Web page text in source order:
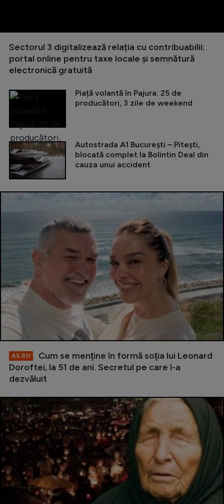
Sectorul 3 digitalizează relația cu contribuabilii:
portal online pentru taxe locale și semnătură
electronică gratuită
Piață volantă în Pajura: 25 de
producători, 3 zile de weekend
Autostrada A1 București – Pitești,
blocată complet la Bolintin Deal din
cauza unui accident
AS.RO
Cum se menţine în formă soţia lui Leonard
Doroftei, la 51 de ani. Secretul pe care l-a
dezvăluit